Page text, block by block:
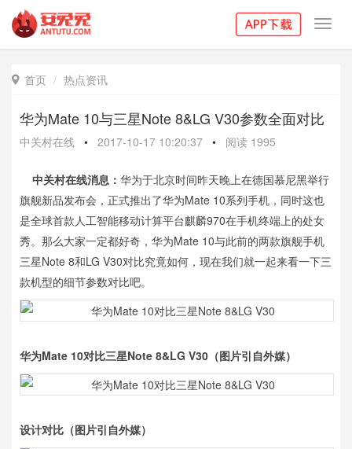
 首页 热点资讯
华为Mate 10与三星Note 8&LG V30参数全面对比
中关村在线 • 2017-10-17 10:20:37 • 阅读 1995
中关村在线消息： 华为于北京时间昨天晚上在德国慕尼黑举行
旗舰新品发布会，正式推出了华为Mate 10系列手机，同时这也
是全球首款人工智能移动计算平台麒麟970在手机终端上的处女
秀。那么大家一定都好奇，华为Mate 10与此前的两款旗舰手机
三星Note 8和LG V30对比究竟如何，现在我们就一起来看一下三
款机型的细节参数对比吧。
华为Mate 10对比三星Note 8&LG V30（图片引自外媒）
设计对比 （图片引自外媒）